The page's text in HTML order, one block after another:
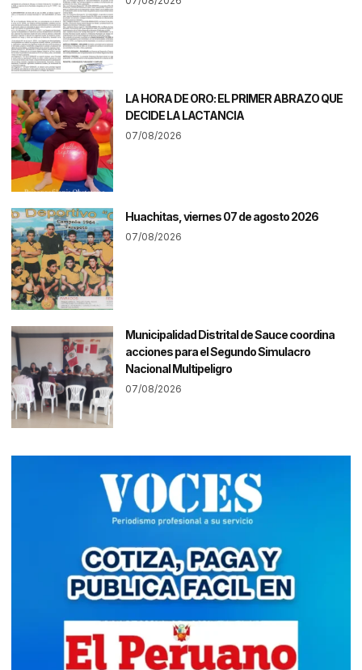
LA HORA DE ORO: EL PRIMER ABRAZO QUE
DECIDE LA LACTANCIA
07/08/2026
Huachitas, viernes 07 de agosto 2026
07/08/2026
Municipalidad Distrital de Sauce coordina
acciones para el Segundo Simulacro
Nacional Multipeligro
07/08/2026